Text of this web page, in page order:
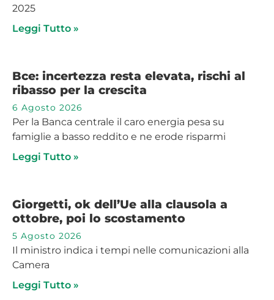
2025
Leggi Tutto »
Bce: incertezza resta elevata, rischi al
ribasso per la crescita
6 Agosto 2026
Per la Banca centrale il caro energia pesa su
famiglie a basso reddito e ne erode risparmi
Leggi Tutto »
Giorgetti, ok dell’Ue alla clausola a
ottobre, poi lo scostamento
5 Agosto 2026
Il ministro indica i tempi nelle comunicazioni alla
Camera
Leggi Tutto »